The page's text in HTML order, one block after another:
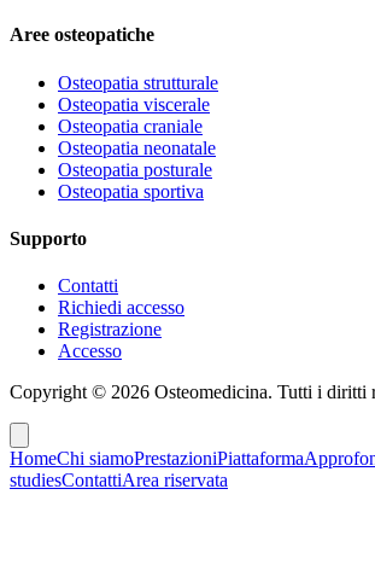
Aree osteopatiche
Osteopatia strutturale
Osteopatia viscerale
Osteopatia craniale
Osteopatia neonatale
Osteopatia posturale
Osteopatia sportiva
Supporto
Contatti
Richiedi accesso
Registrazione
Accesso
Copyright © 2026 Osteomedicina. Tutti i diritti
HomeChi siamoPrestazioniPiattaforma
studiesContattiArea riservata